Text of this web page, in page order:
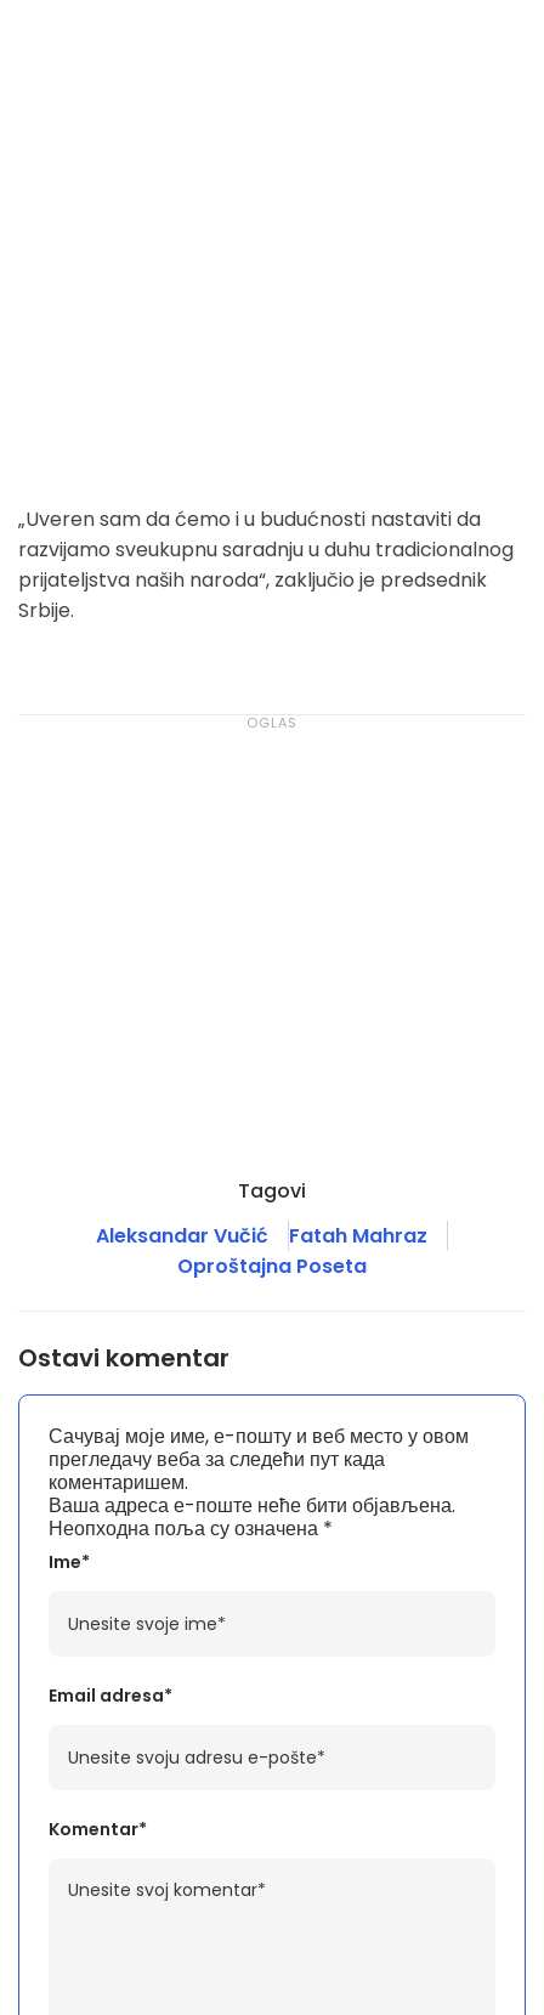
„Uveren sam da ćemo i u budućnosti nastaviti da
razvijamo sveukupnu saradnju u duhu tradicionalnog
prijateljstva naših naroda“, zaključio je predsednik
Srbije.
Tagovi
Aleksandar Vučić
Fatah Mahraz
Oproštajna Poseta
Ostavi komentar
Ваша адреса е-поште неће бити објављена.
Неопходна поља су означена *
Komentar*
Ime*
Email adresa*
Сачувај моје име, е-пошту и веб место у овом
прегледачу веба за следећи пут када
коментаришем.